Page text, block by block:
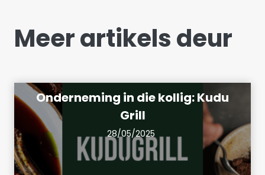
Meer artikels deur
Onderneming in die kollig: Kudu
Grill
28/05/2025